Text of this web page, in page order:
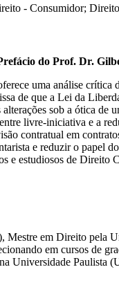
- Consumidor;
do Prof. Dr.
uma análise crítica
de que a Lei da
sob a ótica
livre-iniciativa e a
contratual em
e reduzir o
e estudiosos de
em Direito
em cursos de
Universidade Paulista